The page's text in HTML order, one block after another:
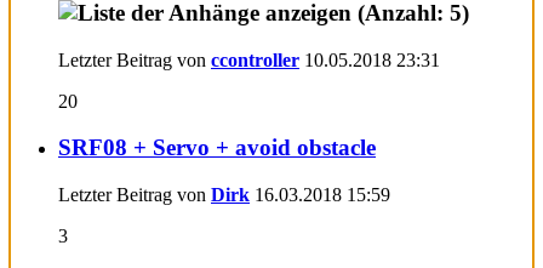
Letzter Beitrag von ccontroller 10.05.2018 23:31
20
SRF08 + Servo + avoid obstacle
Letzter Beitrag von Dirk 16.03.2018 15:59
3